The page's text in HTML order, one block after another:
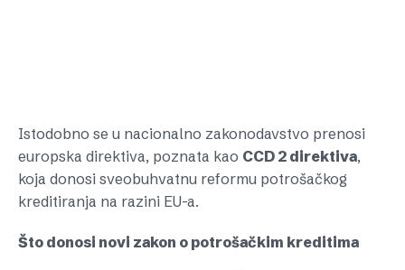
Istodobno se u nacionalno zakonodavstvo prenosi
europska direktiva, poznata kao CCD 2 direktiva,
koja donosi sveobuhvatnu reformu potrošačkog
kreditiranja na razini EU-a.
Što donosi novi zakon o potrošačkim kreditima